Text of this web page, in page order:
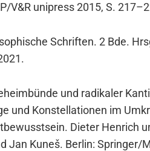
V&R uni­press 2015, S.
Schrif­ten. 2 Bde.
und radi­ka­ler
und Kon­stel­la­tio­nen im
Die­ter Hen­rich
Jan Kun­eš. Ber­lin: Springer/